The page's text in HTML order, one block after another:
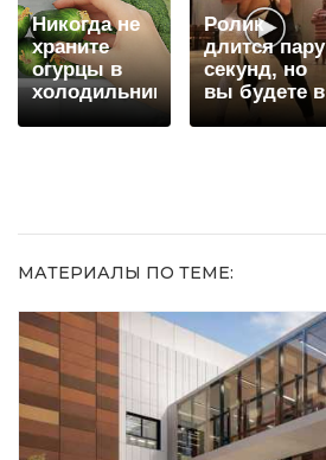
Никогда не
храните
огурцы в
холодильнике:
Ролик
длится пару
секунд, но
вы будете в
шоке от
МАТЕРИАЛЫ ПО ТЕМЕ: